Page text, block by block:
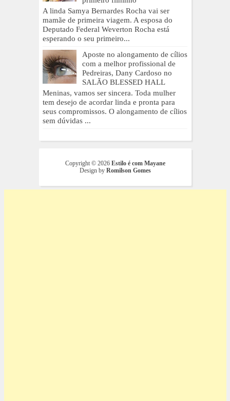
A linda Samya Bernardes Rocha vai ser
mamãe de primeira viagem. A esposa do
Deputado Federal Weverton Rocha está
esperando o seu primeiro...
Aposte no alongamento de cílios
com a melhor profissional de
Pedreiras, Dany Cardoso no
SALÃO BLESSED HALL
Meninas, vamos ser sincera. Toda mulher
tem desejo de acordar linda e pronta para
seus compromissos. O alongamento de cílios
sem dúvidas ...
Copyright © 2026 Estilo é com Mayane
Design by Romilson Gomes